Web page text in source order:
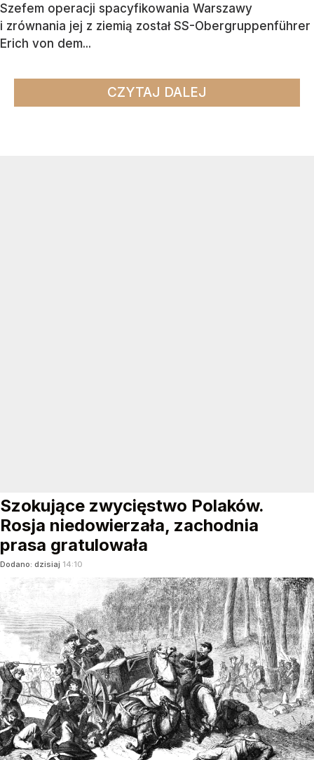
Szefem operacji spacyfikowania Warszawy
i zrównania jej z ziemią został SS-Obergruppenführer
Erich von dem...
CZYTAJ DALEJ
Szokujące zwycięstwo Polaków.
Rosja niedowierzała, zachodnia
prasa gratulowała
Dodano: dzisiaj 14:10